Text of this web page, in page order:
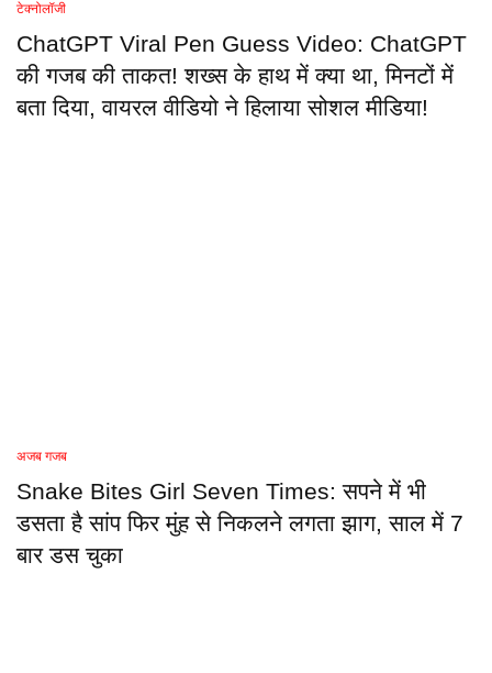
टेक्नोलॉजी
ChatGPT Viral Pen Guess Video: ChatGPT
की गजब की ताकत! शख्स के हाथ में क्या था, मिनटों में
बता दिया, वायरल वीडियो ने हिलाया सोशल मीडिया!
अजब गजब
Snake Bites Girl Seven Times: सपने में भी
डसता है सांप फिर मुंह से निकलने लगता झाग, साल में 7
बार डस चुका